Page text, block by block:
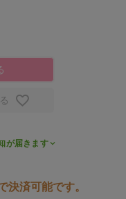
が届きます
決済可能です。